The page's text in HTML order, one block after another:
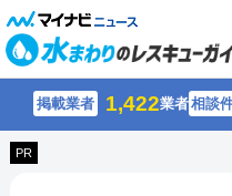
掲載業者 1,422業者相談
PR